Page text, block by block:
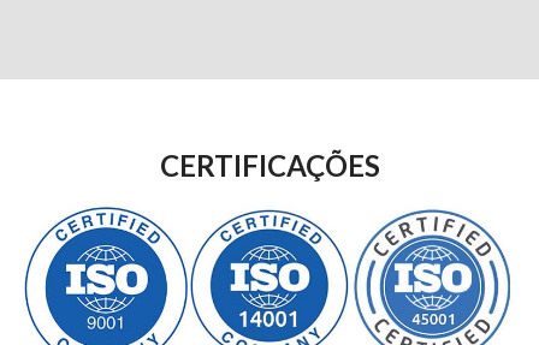
CERTIFICAÇÕES